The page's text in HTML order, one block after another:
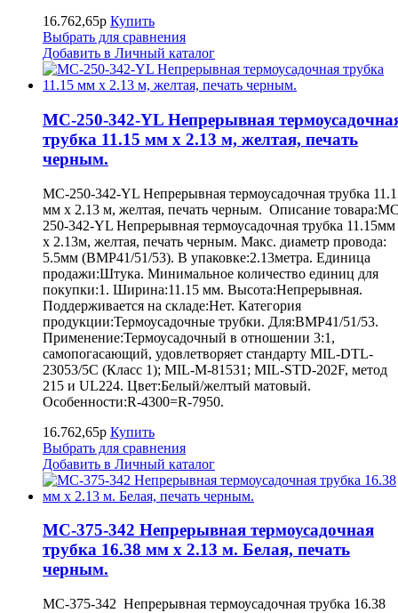
16.762,65р Купить
Выбрать для сравнения
Добавить в Личный каталог
MC-250-342-YL Непрерывная
трубка 11.15 мм х 2.13 м, желтая, печать
черным.
MC-250-342-YL Непрерывная термоусадочная трубка
мм х 2.13 м, желтая, печать черным. Описание
250-342-YL Непрерывная термоусадочная трубка 11.15мм
х 2.13м, желтая, печать черным. Макс. диаметр провода:
5.5мм (BMP41/51/53). В упаковке:2.13метра. Единица
продажи:Штука. Минимальное количество единиц для
покупки:1. Ширина:11.15 мм. Высота:Непрерывная.
Поддерживается на складе:Нет. Категория
продукции:Термоусадочные трубки. Для:BMP41/51/53.
Применение:Термоусадочный в отношении 3:1,
самопогасающий, удовлетворяет стандарту MIL-DTL-
23053/5C (Класс 1); MIL-M-81531; MIL-STD-202F, метод
215 и UL224. Цвет:Белый/желтый матовый.
Особенности:R-4300=R-7950.
16.762,65р Купить
Выбрать для сравнения
Добавить в Личный каталог
MC-375-342 Непрерывная термоусадочная
трубка 16.38 мм х 2.13 м. Белая, печать
черным.
MC-375-342 Непрерывная термоусадочная трубка 16.38